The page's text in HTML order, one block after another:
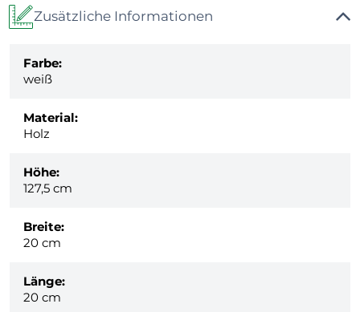
Zusätzliche Informationen
Farbe:
weiß
Material:
Holz
Höhe:
127,5 cm
Breite:
20 cm
Länge:
20 cm